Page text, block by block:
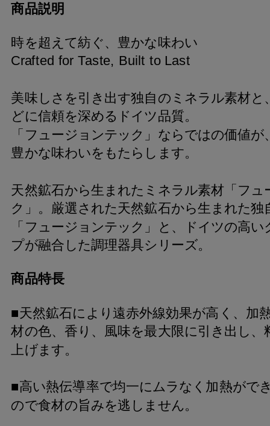
商品説明
時を超えて紡ぐ、豊かな味わい
Crafted for Taste, Built to Last
美味しさを引き出す独自のミネラル素材と
どに信頼を深めるドイツ品質。
「フュージョンテック」ならではの価値
豊かな味わいをもたらします。
天然鉱石から生まれたミネラル素材「フュ
ク」。厳選された天然鉱石から生まれた独
「フュージョンテック」と、ドイツの高
プが融合した調理器具シリーズ。
商品特長
■天然鉱石により遠赤外線効果が高く、加
材の色、香り、風味を最大限に引き出し、
上げます。
■高い熱伝導率で均一にムラなく加熱がで
ので食材の旨みを逃しません。